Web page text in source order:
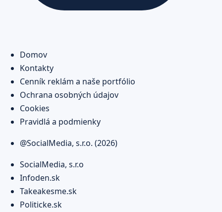
Domov
Kontakty
Cenník reklám a naše portfólio
Ochrana osobných údajov
Cookies
Pravidlá a podmienky
@SocialMedia, s.r.o. (2026)
SocialMedia, s.r.o
Infoden.sk
Takeakesme.sk
Politicke.sk